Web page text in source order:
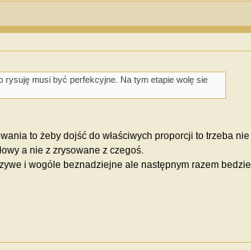
rysuję musi być perfekcyjne. Na tym etapie wolę sie
to żeby dojść do właściwych proporcji to trzeba nie
a nie z zrysowane z czegoś.
i wogóle beznadziejne ale następnym razem bedzie